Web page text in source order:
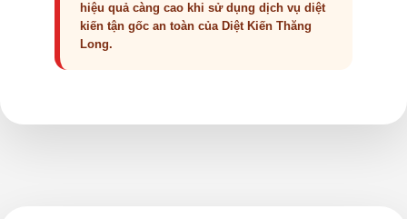
hiệu quả càng cao khi sử dụng dịch vụ diệt
kiến tận gốc an toàn của Diệt Kiến Thăng
Long.